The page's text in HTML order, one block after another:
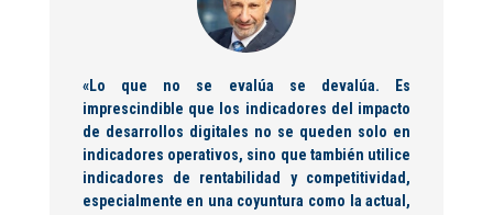
«Lo que no se evalúa se devalúa. Es
imprescindible que los indicadores del impacto
de desarrollos digitales no se queden solo en
indicadores operativos, sino que también utilice
indicadores de rentabilidad y competitividad,
especialmente en una coyuntura como la actual,